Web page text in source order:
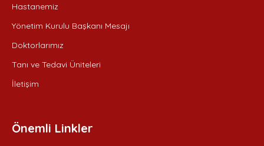
Hastanemiz
Yönetim Kurulu Başkanı Mesajı
Doktorlarımız
Tanı ve Tedavi Üniteleri
İletişim
Önemli Linkler